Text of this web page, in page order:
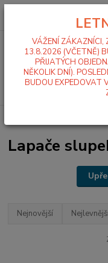
Lapače
Nejnovější
VÁŽENÍ ZÁKAZNÍCI,
13.8.2026 (VČETNĚ)
PŘIJATÝCH
NĚKOLIK DNÍ).
BUDOU EXPEDOVAT